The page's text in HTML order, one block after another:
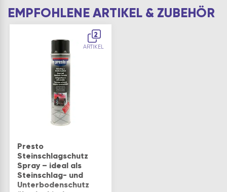
EMPFOHLENE ARTIKEL & ZUBEHÖR
2
ARTIKEL
Presto
Steinschlagschutz
Spray – ideal als
Steinschlag- und
Unterbodenschutz